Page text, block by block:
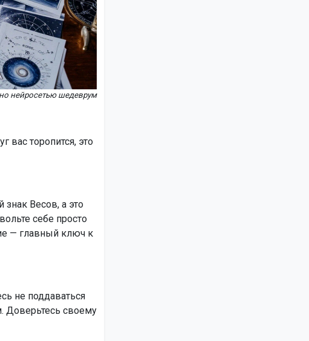
нейросетью шедеврум
вас торопится, это
знак Весов, а это
себе просто
— главный ключ к
не поддаваться
Доверьтесь своему